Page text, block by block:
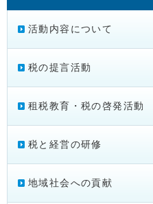
活動内容について
税の提言活動
租税教育・税の啓発活動
税と経営の研修
地域社会への貢献